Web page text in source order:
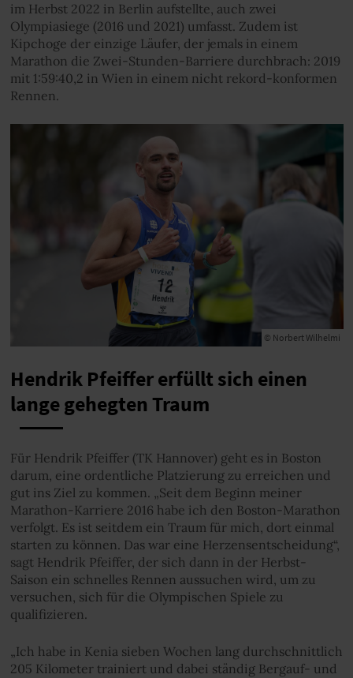
im Herbst 2022 in Berlin aufstellte, auch zwei
Olympiasiege (2016 und 2021) umfasst. Zudem ist
Kipchoge der einzige Läufer, der jemals in einem
Marathon die Zwei-Stunden-Barriere durchbrach: 2019
mit 1:59:40,2 in Wien in einem nicht rekord-konformen
Rennen.
© Norbert Wilhelmi
Hendrik Pfeiffer erfüllt sich einen
lange gehegten Traum
Für Hendrik Pfeiffer (TK Hannover) geht es in Boston
darum, eine ordentliche Platzierung zu erreichen und
gut ins Ziel zu kommen. „Seit dem Beginn meiner
Marathon-Karriere 2016 habe ich den Boston-Marathon
verfolgt. Es ist seitdem ein Traum für mich, dort einmal
starten zu können. Das war eine Herzensentscheidung“,
sagt Hendrik Pfeiffer, der sich dann in der Herbst-
Saison ein schnelles Rennen aussuchen wird, um zu
versuchen, sich für die Olympischen Spiele zu
qualifizieren.
„Ich habe in Kenia sieben Wochen lang durchschnittlich
205 Kilometer trainiert und dabei ständig Bergauf- und